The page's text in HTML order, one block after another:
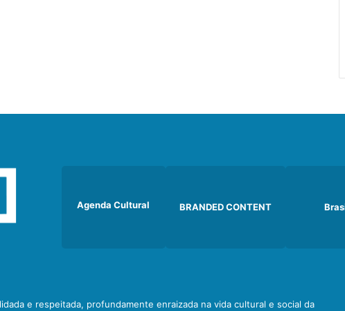
Agenda Cultural BRANDED CONTENT
e respeitada, profundamente enraizada na vida cultural e social da